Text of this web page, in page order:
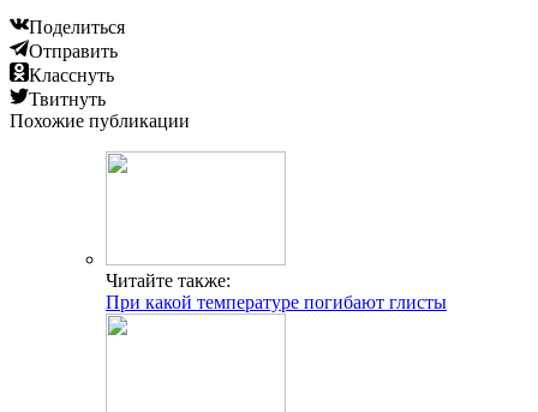
Поделиться
Отправить
Класснуть
Твитнуть
Похожие публикации
Читайте также:
При какой температуре погибают глисты